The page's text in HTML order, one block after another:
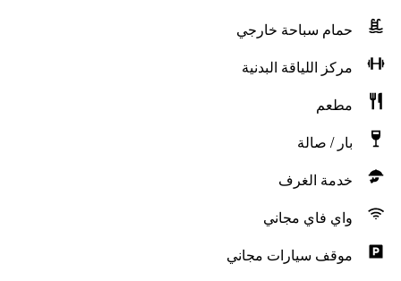
حمام سباحة خارجي
مركز اللياقة البدنية
مطعم
بار / صالة
خدمة الغرف
واي فاي مجاني
موقف سيارات مجاني